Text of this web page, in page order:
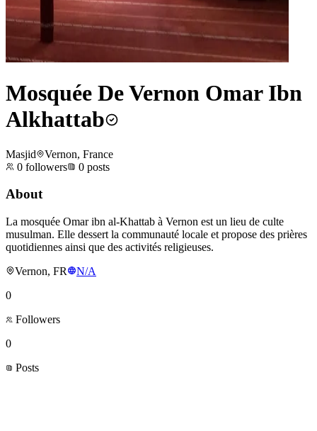
Mosquée De Vernon Omar Ibn
Alkhattab
Masjid
Vernon, France
0 followers 0 posts
About
La mosquée Omar ibn al-Khattab à Vernon est un lieu de culte
musulman. Elle dessert la communauté locale et propose des prières
quotidiennes ainsi que des activités religieuses.
Vernon, FR
N/A
0
Followers
0
Posts